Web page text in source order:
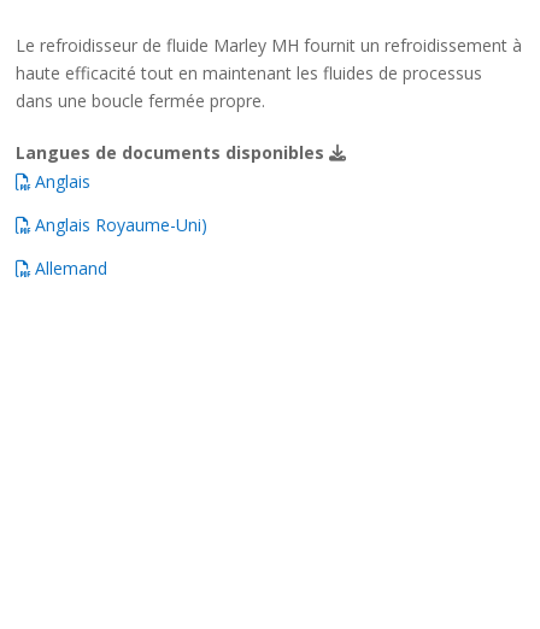
Le refroidisseur de fluide Marley MH fournit un refroidissement à
haute efficacité tout en maintenant les fluides de processus
dans une boucle fermée propre.
Langues de documents disponibles
Anglais
Anglais Royaume-Uni)
Allemand